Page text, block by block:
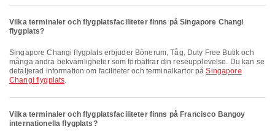
Vilka terminaler och flygplatsfaciliteter finns på Singapore Changi
flygplats?
Singapore Changi flygplats erbjuder Bönerum, Tåg, Duty Free Butik och
många andra bekvämligheter som förbättrar din reseupplevelse. Du kan se
detaljerad information om faciliteter och terminalkartor påSingapore
Changi flygplats.
Vilka terminaler och flygplatsfaciliteter finns på Francisco Bangoy
internationella flygplats?